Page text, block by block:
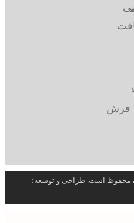
فرش
محفوظ است. طراحی و توسعه: